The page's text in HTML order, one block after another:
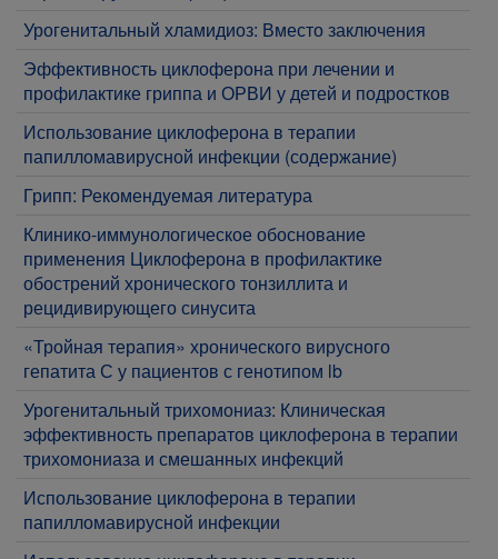
Урогенитальный хламидиоз: Вместо заключения
Эффективность циклоферона при лечении и
профилактике гриппа и ОРВИ у детей и подростков
Использование циклоферона в терапии
папилломавирусной инфекции (содержание)
Грипп: Рекомендуемая литература
Клинико-иммунологическое обоснование
применения Циклоферона в профилактике
обострений хронического тонзиллита и
рецидивирующего синусита
«Тройная терапия» хронического вирусного
гепатита С у пациентов с генотипом lb
Урогенитальный трихомониаз: Клиническая
эффективность препаратов циклоферона в терапии
трихомониаза и смешанных инфекций
Использование циклоферона в терапии
папилломавирусной инфекции